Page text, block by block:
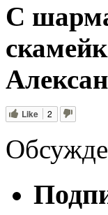
С
Like 2